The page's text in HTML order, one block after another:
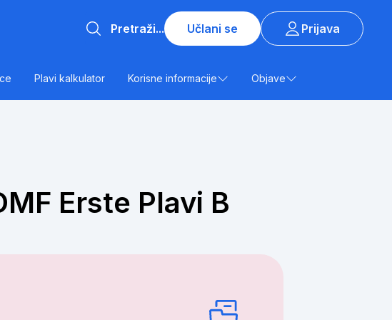
Učlani se
Prijava
Plavi kalkulator Korisne informacije Objave
Erste Plavi B